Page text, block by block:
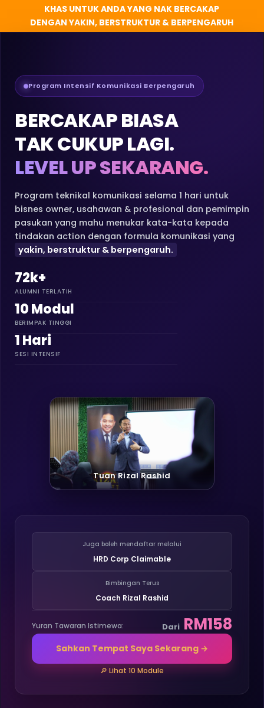
KHAS UNTUK ANDA YANG NAK BERCAKAP
DENGAN YAKIN, BERSTRUKTUR & BERPENGARUH
Program Intensif Komunikasi Berpengaruh
BERCAKAP BIASA
TAK CUKUP LAGI.
LEVEL UP SEKARANG.
Program teknikal komunikasi selama 1 hari untuk
bisnes owner, usahawan & profesional dan pemimpin
pasukan yang mahu menukar kata-kata kepada
tindakan action dengan formula komunikasi yang
yakin, berstruktur & berpengaruh.
72k+
ALUMNI TERLATIH
10 Modul
BERIMPAK TINGGI
1 Hari
SESI INTENSIF
Tuan Rizal Rashid
Juga boleh mendaftar melalui
HRD Corp Claimable
Bimbingan Terus
Coach Rizal Rashid
Yuran Tawaran Istimewa: Dari RM158
Sahkan Tempat Saya Sekarang →
🔎 Lihat 10 Module